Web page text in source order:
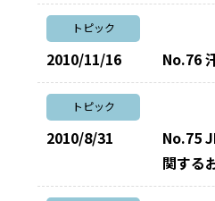
トピック
2010/11/16 No.76
トピック
2010/8/31
No.75
関する